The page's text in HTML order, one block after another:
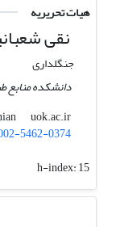
هیات تحریریه
نقی
جنگلداری
دانشکده منابع
n.shabanian
uok.ac.ir
5462-0374
h-index:15